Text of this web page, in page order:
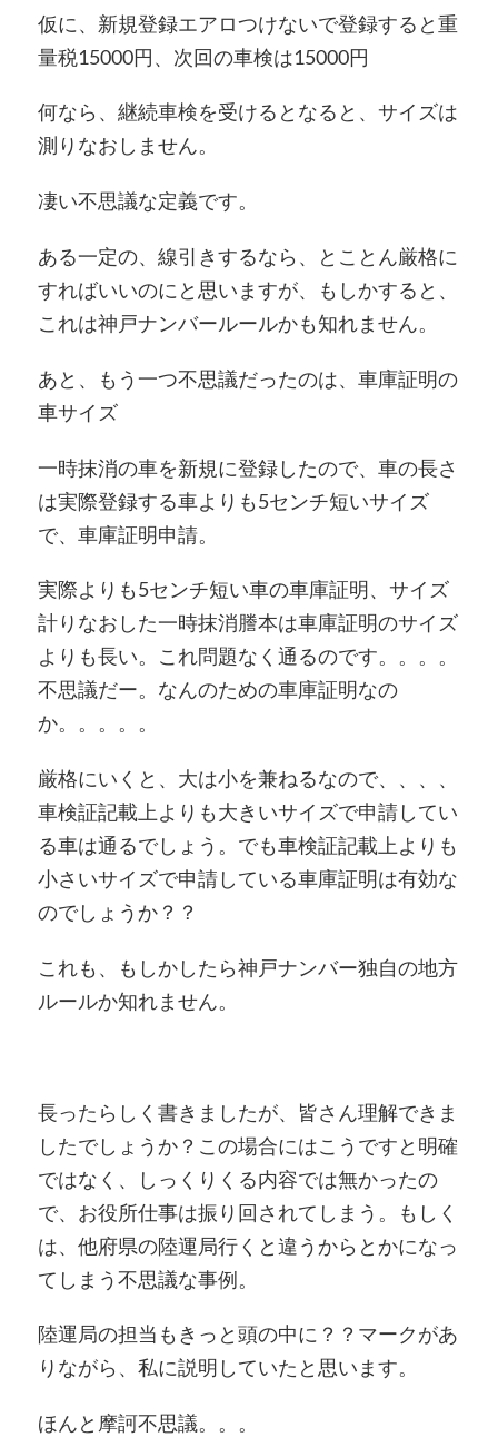
仮に、新規登録エアロつけないで登録すると重
量税15000円、次回の車検は15000円
何なら、継続車検を受けるとなると、サイズは
測りなおしません。
凄い不思議な定義です。
ある一定の、線引きするなら、とことん厳格に
すればいいのにと思いますが、もしかすると、
これは神戸ナンバールールかも知れません。
あと、もう一つ不思議だったのは、車庫証明の
車サイズ
一時抹消の車を新規に登録したので、車の長さ
は実際登録する車よりも5センチ短いサイズ
で、車庫証明申請。
実際よりも5センチ短い車の車庫証明、サイズ
計りなおした一時抹消謄本は車庫証明のサイズ
よりも長い。これ問題なく通るのです。。。。
不思議だー。なんのための車庫証明なの
か。。。。。
厳格にいくと、大は小を兼ねるなので、、、、
車検証記載上よりも大きいサイズで申請してい
る車は通るでしょう。でも車検証記載上よりも
小さいサイズで申請している車庫証明は有効な
のでしょうか？？
これも、もしかしたら神戸ナンバー独自の地方
ルールか知れません。
長ったらしく書きましたが、皆さん理解できま
したでしょうか？この場合にはこうですと明確
ではなく、しっくりくる内容では無かったの
で、お役所仕事は振り回されてしまう。もしく
は、他府県の陸運局行くと違うからとかになっ
てしまう不思議な事例。
陸運局の担当もきっと頭の中に？？マークがあ
りながら、私に説明していたと思います。
ほんと摩訶不思議。。。